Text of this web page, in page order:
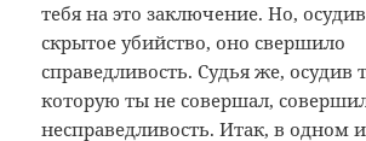
тебя на это заключение. Но, осудив
скрытое убийство, оно свершило
справедливость. Судья же, осудив
которую ты не совершал,
несправедливость. Итак, в одном